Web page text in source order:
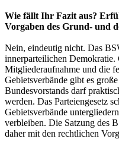
Wie fällt Ihr Fazit aus?
Vorgaben des Grund- und
Nein, eindeutig nicht. Das
innerparteilichen
Mitgliederaufnahme und die
Gebietsverbände gibt es
Bundesvorstands darf
werden. Das Parteiengesetz
Gebietsverbände
verbleiben. Die Satzung des
daher mit den rechtlichen